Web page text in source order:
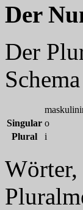
Der
Der
Singular o
Plural
i
Wörter,